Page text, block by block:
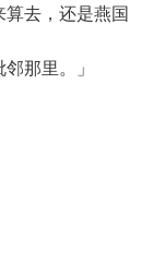
去，还是燕国
那里。」